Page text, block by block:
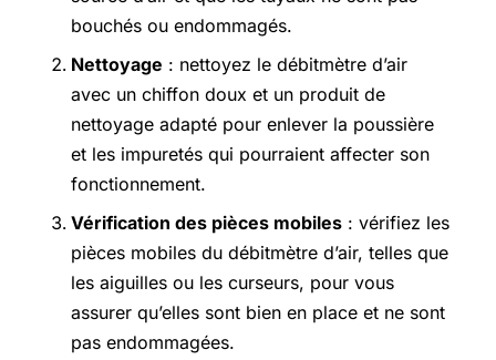
bouchés ou endommagés.
Nettoyage : nettoyez le débitmètre d’air
avec un chiffon doux et un produit de
nettoyage adapté pour enlever la poussière
et les impuretés qui pourraient affecter son
fonctionnement.
Vérification des pièces mobiles : vérifiez les
pièces mobiles du débitmètre d’air, telles que
les aiguilles ou les curseurs, pour vous
assurer qu’elles sont bien en place et ne sont
pas endommagées.